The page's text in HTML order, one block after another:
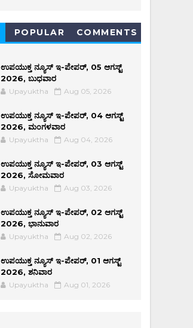
POPULAR COMMENTS
ಉಪಯುಕ್ತ ನ್ಯೂಸ್ ಇ-ಪೇಪರ್, 05 ಆಗಸ್ಟ್
2026, ಬುಧವಾರ
Upayuktha Aug 05, 2026
ಉಪಯುಕ್ತ ನ್ಯೂಸ್ ಇ-ಪೇಪರ್, 04 ಆಗಸ್ಟ್
2026, ಮಂಗಳವಾರ
Upayuktha Aug 04, 2026
ಉಪಯುಕ್ತ ನ್ಯೂಸ್ ಇ-ಪೇಪರ್, 03 ಆಗಸ್ಟ್
2026, ಸೋಮವಾರ
Upayuktha Aug 03, 2026
ಉಪಯುಕ್ತ ನ್ಯೂಸ್ ಇ-ಪೇಪರ್, 02 ಆಗಸ್ಟ್
2026, ಭಾನುವಾರ
Upayuktha Aug 02, 2026
ಉಪಯುಕ್ತ ನ್ಯೂಸ್ ಇ-ಪೇಪರ್, 01 ಆಗಸ್ಟ್
2026, ಶನಿವಾರ
Upayuktha Aug 01, 2026